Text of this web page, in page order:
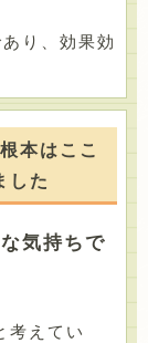
り、効果効
本はここ
した
気持ちで
考えてい